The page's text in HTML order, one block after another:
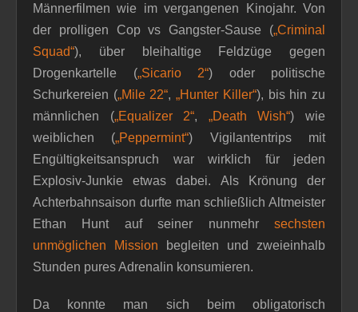
Männerfilmen wie im vergangenen Kinojahr. Von
der prolligen Cop vs Gangster-Sause („Criminal
Squad“), über bleihaltige Feldzüge gegen
Drogenkartelle („Sicario 2“) oder politische
Schurkereien („Mile 22“,„Hunter Killer“), bis hin zu
männlichen („Equalizer 2“, „Death Wish“) wie
weiblichen („Peppermint“) Vigilantentrips mit
Engültigkeitsanspruch war wirklich für jeden
Explosiv-Junkie etwas dabei. Als Krönung der
Achterbahnsaison durfte man schließlich Altmeister
Ethan Hunt auf seiner nunmehr sechsten
unmöglichen Mission begleiten und zweieinhalb
Stunden pures Adrenalin konsumieren.
Da konnte man sich beim obligatorisch